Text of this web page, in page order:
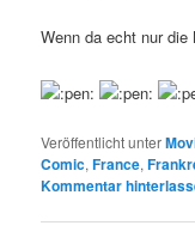
Wenn da echt nur die
Veröffentlicht unter
Comic,France,
Kommentar